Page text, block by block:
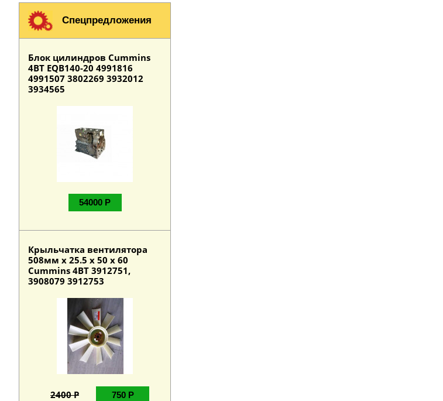
Спецпредложения
Блок цилиндров Cummins
4BT EQB140-20 4991816
4991507 3802269 3932012
3934565
54000 Р
Крыльчатка вентилятора
508мм х 25.5 х 50 х 60
Cummins 4BT 3912751,
3908079 3912753
2400 Р 750 Р